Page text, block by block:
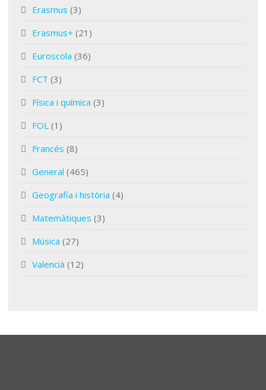
Erasmus (3)
Erasmus+ (21)
Euroscola (36)
FCT (3)
Física i química (3)
FOL (1)
Francés (8)
General (465)
Geografia i història (4)
Matemàtiques (3)
Música (27)
Valencià (12)